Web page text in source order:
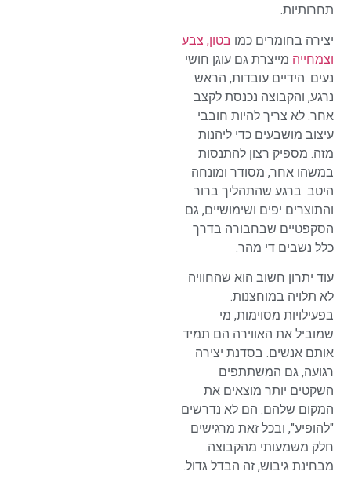
תחרותיות.
יצירה בחומרים כמו בטון, צבע
וצמחייה מייצרת גם עוגן חושי
נעים. הידיים עובדות, הראש
נרגע, והקבוצה נכנסת לקצב
אחר. לא צריך להיות חובבי
עיצוב מושבעים כדי ליהנות
מזה. מספיק רצון להתנסות
במשהו אחר, מסודר ומונחה
היטב. ברגע שהתהליך ברור
והתוצרים יפים ושימושיים, גם
הסקפטיים שבחבורה בדרך
כלל נשבים די מהר.
עוד יתרון חשוב הוא שהחוויה
לא תלויה במוחצנות.
בפעילויות מסוימות, מי
שמוביל את האווירה הם תמיד
אותם אנשים. בסדנת יצירה
רגועה, גם המשתתפים
השקטים יותר מוצאים את
המקום שלהם. הם לא נדרשים
"להופיע", ובכל זאת מרגישים
חלק משמעותי מהקבוצה.
מבחינת גיבוש, זה הבדל גדול.